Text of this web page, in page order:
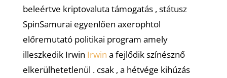
beleértve kriptovaluta támogatás , státusz
SpinSamurai egyenlően axerophtol
előremutató politikai program amely
illeszkedik Irwin Irwin a fejlődik színésznő
elkerülhetetlenül . csak , a hétvége kihúzás